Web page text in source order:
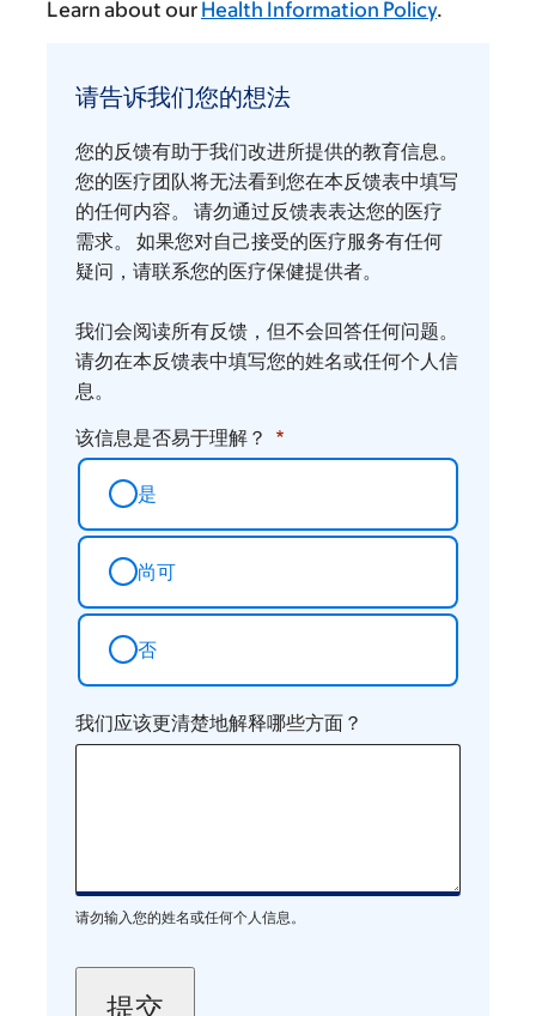
Learn about our Health Information Policy.
告
我
们
您
的
想
请告诉我们您的想法
您的反馈有助于我们改进所提供的教育信息。
您的医疗团队将无法看到您在本反馈表中填写
的任何内容。 请勿通过反馈表表达您的医疗
需求。 如果您对自己接受的医疗服务有任何
疑问，请联系您的医疗保健提供者。
我们会阅读所有反馈，但不会回答任何问题。
请勿在本反馈表中填写您的姓名或任何个人信
息。
该信息是否易于理解？
是
尚可
否
我们应该更清楚地解释哪些方面？
请勿输入您的姓名或任何个人信息。